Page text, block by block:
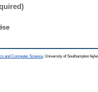
and Computer Science , University of Southampton